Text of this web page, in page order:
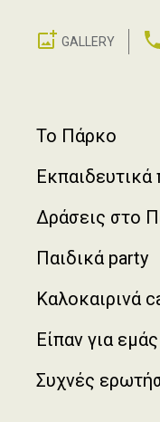
GALLERY
Footer
Το Πάρκο
Δράσεις στο
Παιδικά party
Καλοκαιρινά
Είπαν για εμάς
Συχνές